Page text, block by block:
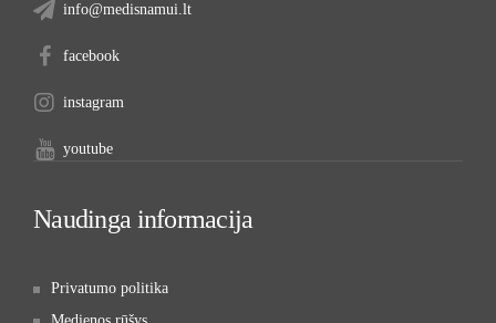
info@medisnamui.lt
facebook
instagram
youtube
Naudinga informacija
Privatumo politika